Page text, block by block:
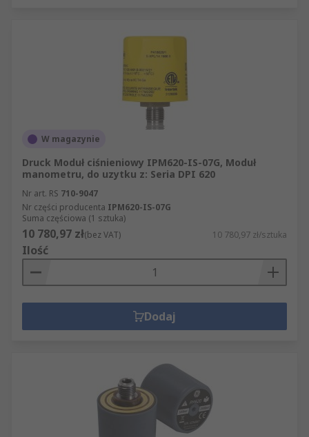
W magazynie
Druck Moduł ciśnieniowy IPM620-IS-07G, Moduł
manometru, do uzytku z: Seria DPI 620
Nr art. RS 710-9047
Nr części producenta IPM620-IS-07G
Suma częściowa (1 sztuka)
10 780,97 zł(bez VAT) 10 780,97 zł/sztuka
Ilość
Dodaj